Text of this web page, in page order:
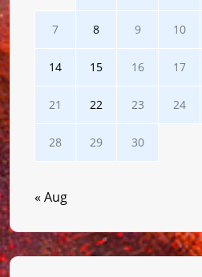
7 8 9 10
14 15 16 17
21 22 23 24
28 29 30
« Aug